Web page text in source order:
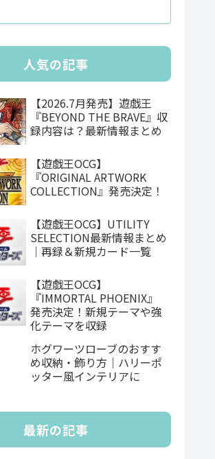
人気の記事
【2026.7月発売】遊戯王
『BEYOND THE BRAVE』収
録内容は？最新情報まとめ
【遊戯王OCG】
『ORIGINAL ARTWORK
COLLECTION』発売決定！
【遊戯王OCG】UTILITY
SELECTION最新情報まとめ
｜再録＆新規カード一覧
【遊戯王OCG】
『IMMORTAL PHOENIX』
発売決定！新規テーマや強
化テーマを収録
ホグワーツローブのおすす
め収納・飾り方｜ハリーポ
ッター風インテリアに
最新の記事